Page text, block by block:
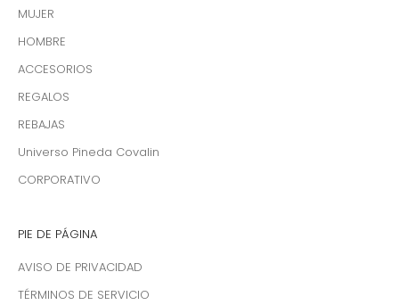
MUJER
HOMBRE
ACCESORIOS
REGALOS
REBAJAS
Universo Pineda Covalin
CORPORATIVO
PIE DE PÁGINA
AVISO DE PRIVACIDAD
TÉRMINOS DE SERVICIO